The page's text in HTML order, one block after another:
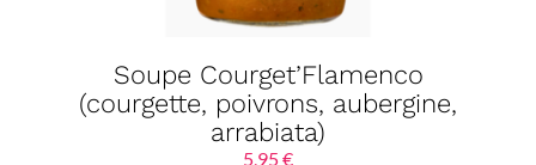
Soupe Courget’Flamenco
(courgette, poivrons, aubergine,
arrabiata)
5,95€